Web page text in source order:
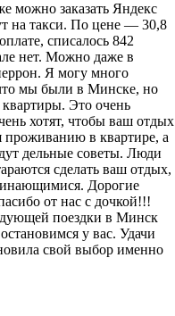
можно заказать Яндекс
на такси. По цене — 30,8
списалось 842
нет. Можно даже в
Я могу много
мы были в Минске, но
квартиры. Это очень
хотят, чтобы ваш отдых
проживанию в квартире, а
дельные советы. Люди
сделать ваш отдых,
Дорогие
от нас с дочкой!!!
поездки в Минск
у вас. Удачи
свой выбор именно